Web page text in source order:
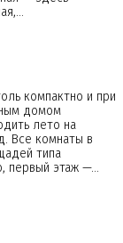
компактно и при
домом
лето на
Все комнаты в
типа
первый этаж —…